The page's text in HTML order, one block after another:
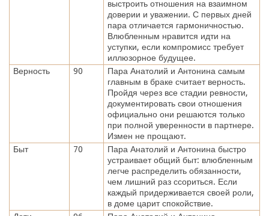
выстроить отношения на взаимном
доверии и уважении. С первых дней
пара отличается гармоничностью.
Влюбленным нравится идти на
уступки, если компромисс требует
иллюзорное будущее.
Верность
90
Пара Анатолий и Антонина самым
главным в браке считает верность.
Пройдя через все стадии ревности,
документировать свои отношения
официально они решаются только
при полной уверенности в партнере.
Измен не прощают.
Быт
70
Пара Анатолий и Антонина быстро
устраивает общий быт: влюбленным
легче распределить обязанности,
чем лишний раз ссориться. Если
каждый придерживается своей роли,
в доме царит спокойствие.